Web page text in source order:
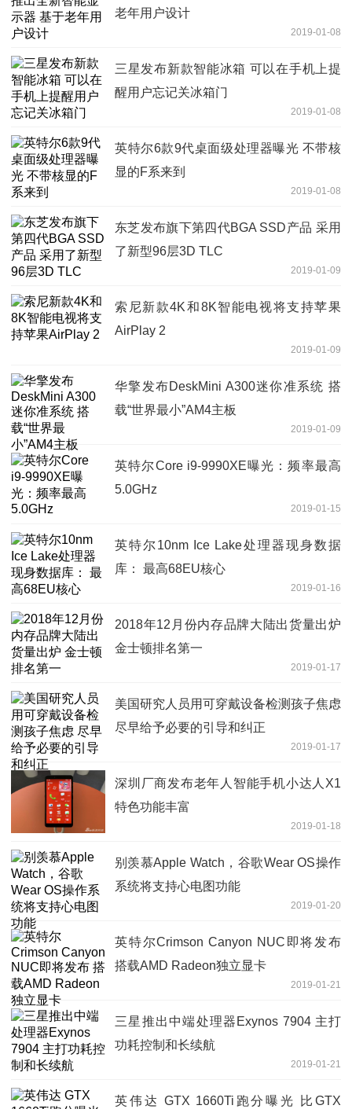
老年用户设计
2019-01-08
三星发布新款智能冰箱 可以在手机上提
醒用户忘记关冰箱门
2019-01-08
英特尔6款9代桌面级处理器曝光 不带核
显的F系来到
2019-01-08
东芝发布旗下第四代BGA SSD产品 采用
了新型96层3D TLC
2019-01-09
索尼新款4K和8K智能电视将支持苹果
AirPlay 2
2019-01-09
华擎发布DeskMini A300迷你准系统 搭
载“世界最小”AM4主板
2019-01-09
英特尔Core i9-9990XE曝光：频率最高
5.0GHz
2019-01-15
英特尔10nm Ice Lake处理器现身数据
库： 最高68EU核心
2019-01-16
2018年12月份内存品牌大陆出货量出炉
金士顿排名第一
2019-01-17
美国研究人员用可穿戴设备检测孩子焦虑
尽早给予必要的引导和纠正
2019-01-17
深圳厂商发布老年人智能手机小达人X1
特色功能丰富
2019-01-18
别羡慕Apple Watch，谷歌Wear OS操作
系统将支持心电图功能
2019-01-20
英特尔Crimson Canyon NUC即将发布
搭载AMD Radeon独立显卡
2019-01-21
三星推出中端处理器Exynos 7904 主打
功耗控制和长续航
2019-01-21
英伟达 GTX 1660Ti跑分曝光 比GTX